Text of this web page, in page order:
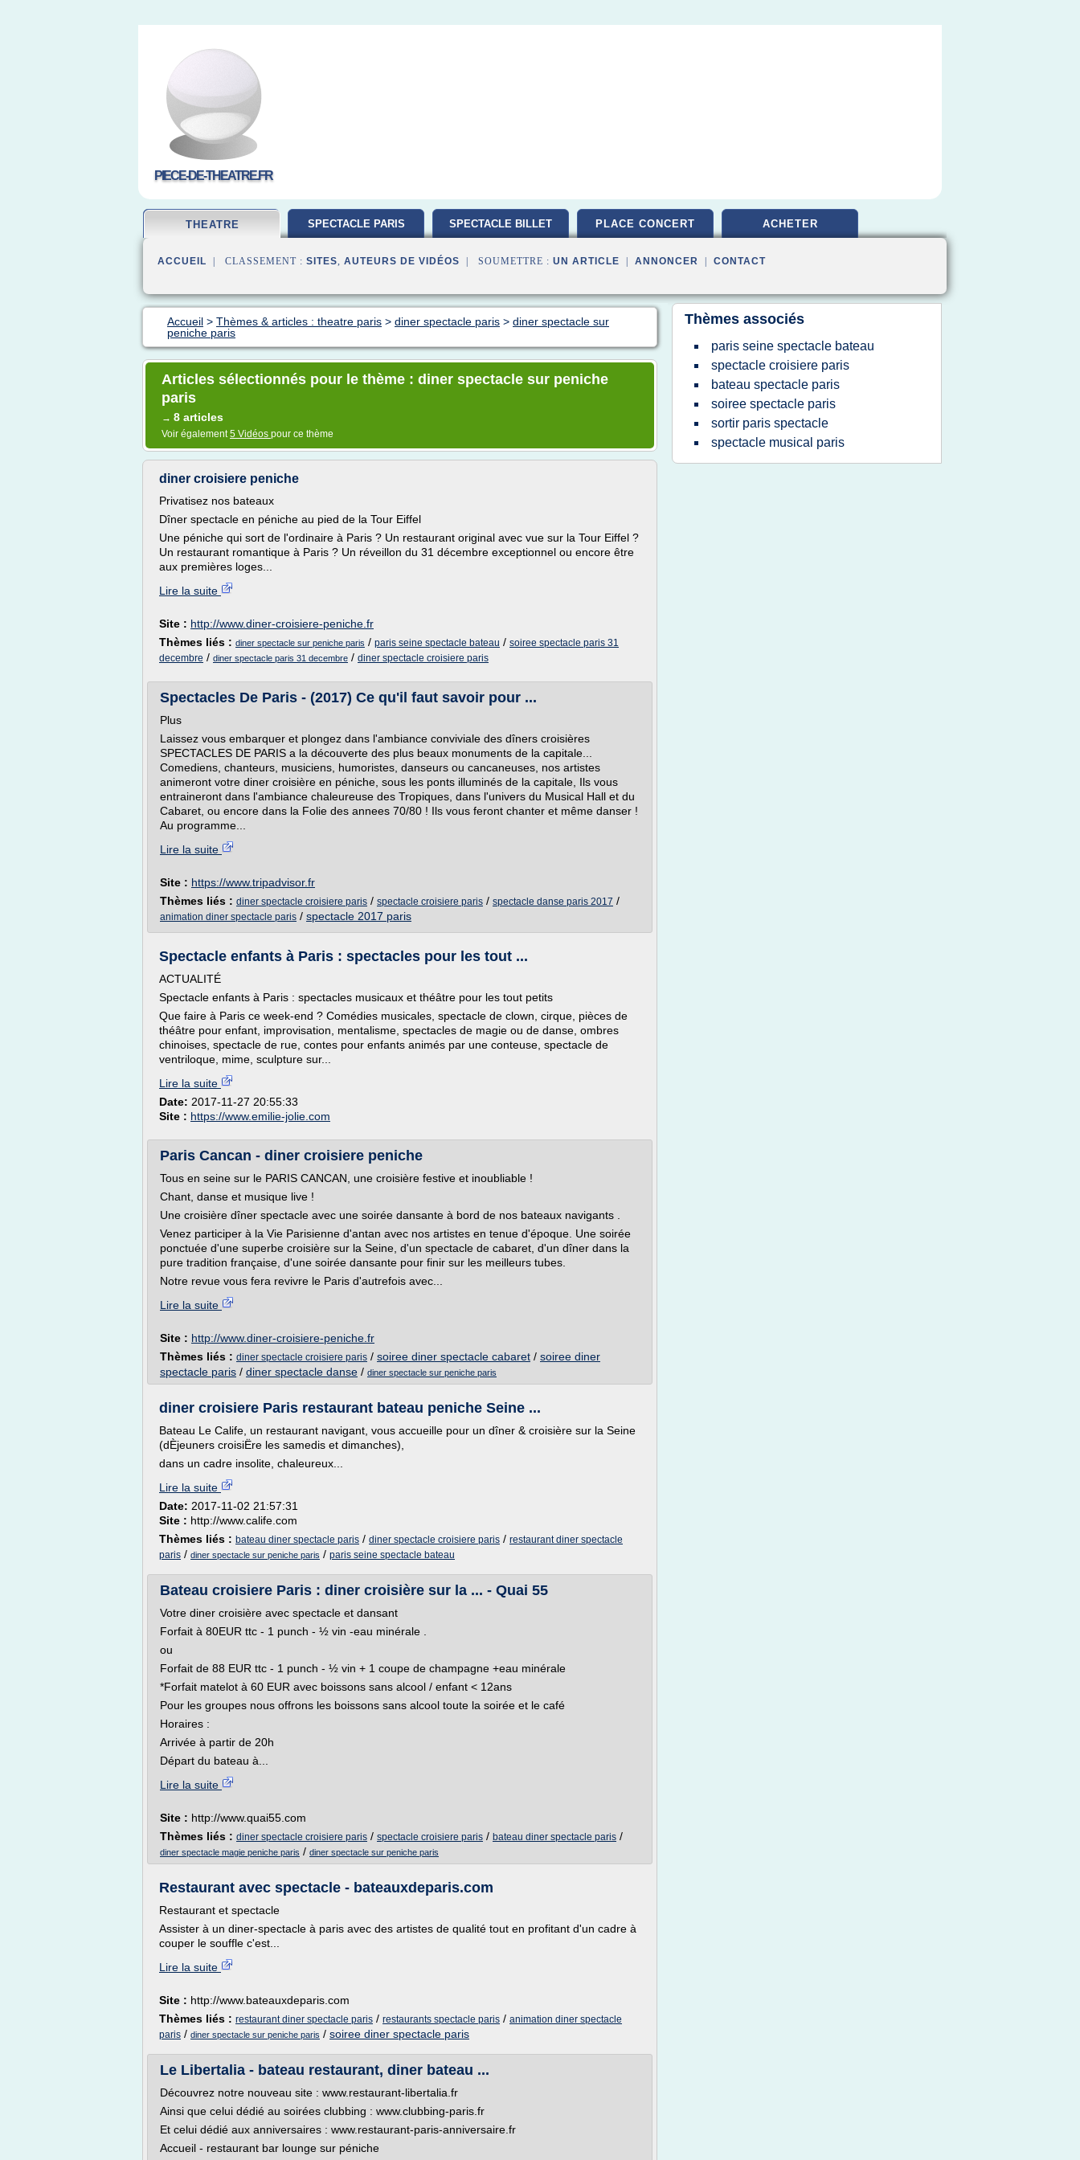
PIECE-DE-THEATRE.FR
THEATRE SPECTACLE PARIS SPECTACLE BILLET PLACE CONCERT ACHETER
ACCUEIL | CLASSEMENT : SITES, AUTEURS DE VIDÉOS | SOUMETTRE : UN ARTICLE ANNONCER CONTACT
Accueil > Thèmes & articles : theatre paris > diner spectacle paris > diner spectacle sur
peniche paris
Articles sélectionnés pour le thème : diner spectacle sur peniche
paris
→ 8 articles
Voir également5 Vidéos pour ce thème
diner croisiere peniche
Privatisez nos bateaux
Dîner spectacle en péniche au pied de la Tour Eiffel
Une péniche qui sort de l'ordinaire à Paris ? Un restaurant original avec vue sur la Tour Eiffel ?
Un restaurant romantique à Paris ? Un réveillon du 31 décembre exceptionnel ou encore être
aux premières loges...
Lire la suite
Site : http://www.diner-croisiere-peniche.fr
Thèmes liés : diner spectacle sur peniche paris / paris seine spectacle bateau / soiree spectacle paris 31
decembre / diner spectacle paris 31 decembre / diner spectacle croisiere paris
Spectacles De Paris - (2017) Ce qu'il faut savoir pour ...
Plus
Laissez vous embarquer et plongez dans l'ambiance conviviale des dîners croisières
SPECTACLES DE PARIS a la découverte des plus beaux monuments de la capitale...
Comediens, chanteurs, musiciens, humoristes, danseurs ou cancaneuses, nos artistes
animeront votre diner croisière en péniche, sous les ponts illuminés de la capitale, Ils vous
entraineront dans l'ambiance chaleureuse des Tropiques, dans l'univers du Musical Hall et du
Cabaret, ou encore dans la Folie des annees 70/80 ! Ils vous feront chanter et même danser !
Au programme...
Lire la suite
Site : https://www.tripadvisor.fr
Thèmes liés : diner spectacle croisiere paris / spectacle croisiere paris / spectacle danse paris 2017 /
animation diner spectacle paris / spectacle 2017 paris
Spectacle enfants à Paris : spectacles pour les tout ...
ACTUALITÉ
Spectacle enfants à Paris : spectacles musicaux et théâtre pour les tout petits
Que faire à Paris ce week-end ? Comédies musicales, spectacle de clown, cirque, pièces de
théâtre pour enfant, improvisation, mentalisme, spectacles de magie ou de danse, ombres
chinoises, spectacle de rue, contes pour enfants animés par une conteuse, spectacle de
ventriloque, mime, sculpture sur...
Lire la suite
Date: 2017-11-27 20:55:33
Site : https://www.emilie-jolie.com
Paris Cancan - diner croisiere peniche
Tous en seine sur le PARIS CANCAN, une croisière festive et inoubliable !
Chant, danse et musique live !
Une croisière dîner spectacle avec une soirée dansante à bord de nos bateaux navigants .
Venez participer à la Vie Parisienne d'antan avec nos artistes en tenue d'époque. Une soirée
ponctuée d'une superbe croisière sur la Seine, d'un spectacle de cabaret, d'un dîner dans la
pure tradition française, d'une soirée dansante pour finir sur les meilleurs tubes.
Notre revue vous fera revivre le Paris d'autrefois avec...
Lire la suite
Site : http://www.diner-croisiere-peniche.fr
Thèmes liés : diner spectacle croisiere paris / soiree diner spectacle cabaret / soiree diner
spectacle paris / diner spectacle danse / diner spectacle sur peniche paris
diner croisiere Paris restaurant bateau peniche Seine ...
Bateau Le Calife, un restaurant navigant, vous accueille pour un dîner & croisière sur la Seine
(dÈjeuners croisiËre les samedis et dimanches),
dans un cadre insolite, chaleureux...
Lire la suite
Date: 2017-11-02 21:57:31
Site : http://www.calife.com
Thèmes liés : bateau diner spectacle paris / diner spectacle croisiere paris / restaurant diner spectacle
paris / diner spectacle sur peniche paris / paris seine spectacle bateau
Bateau croisiere Paris : diner croisière sur la ... - Quai 55
Votre diner croisière avec spectacle et dansant
Forfait à 80EUR ttc - 1 punch - ½ vin -eau minérale .
ou
Forfait de 88 EUR ttc - 1 punch - ½ vin + 1 coupe de champagne +eau minérale
*Forfait matelot à 60 EUR avec boissons sans alcool / enfant < 12ans
Pour les groupes nous offrons les boissons sans alcool toute la soirée et le café
Horaires :
Arrivée à partir de 20h
Départ du bateau à...
Lire la suite
Site : http://www.quai55.com
Thèmes liés : diner spectacle croisiere paris / spectacle croisiere paris / bateau diner spectacle paris /
diner spectacle magie peniche paris / diner spectacle sur peniche paris
Restaurant avec spectacle - bateauxdeparis.com
Restaurant et spectacle
Assister à un diner-spectacle à paris avec des artistes de qualité tout en profitant d'un cadre à
couper le souffle c'est...
Lire la suite
Site : http://www.bateauxdeparis.com
Thèmes liés : restaurant diner spectacle paris / restaurants spectacle paris / animation diner spectacle
paris / diner spectacle sur peniche paris / soiree diner spectacle paris
Le Libertalia - bateau restaurant, diner bateau ...
Découvrez notre nouveau site : www.restaurant-libertalia.fr
Ainsi que celui dédié au soirées clubbing : www.clubbing-paris.fr
Et celui dédié aux anniversaires : www.restaurant-paris-anniversaire.fr
Accueil - restaurant bar lounge sur péniche
Thèmes associés
paris seine spectacle bateau
spectacle croisiere paris
bateau spectacle paris
soiree spectacle paris
sortir paris spectacle
spectacle musical paris